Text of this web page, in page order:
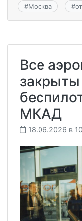
#Москва #
Все
закрыты
МКАД
18.06.2026 в